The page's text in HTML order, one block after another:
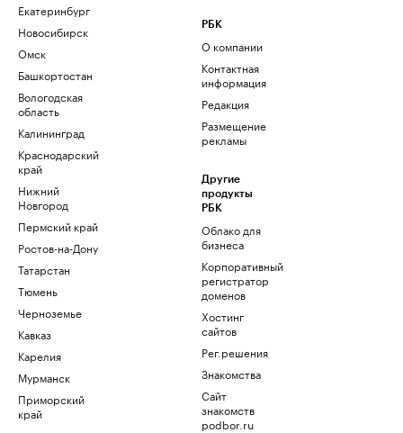
Екатеринбург
Новосибирск
Омск
Башкортостан
Вологодская
область
Калининград
Краснодарский
край
Нижний
Новгород
Пермский край
Ростов-на-Дону
Татарстан
Тюмень
Черноземье
Кавказ
Карелия
Мурманск
Приморский
край
РБК
О компании
Контактная
информация
Редакция
Размещение
рекламы
Другие
продукты
РБК
Облако для
бизнеса
Корпоративный
регистратор
доменов
Хостинг
сайтов
Рег.решения
Знакомства
Сайт
знакомств
podbor.ru